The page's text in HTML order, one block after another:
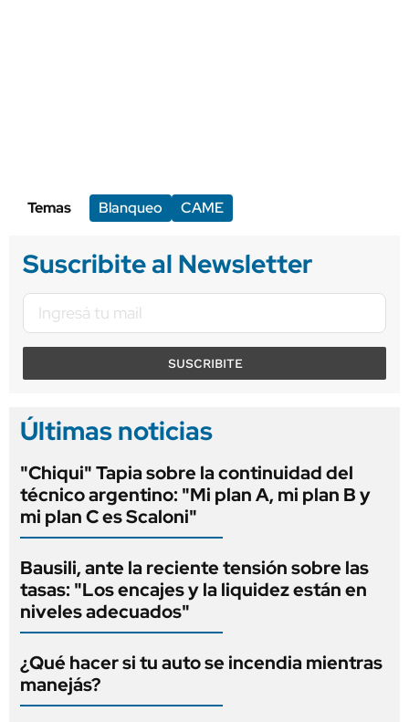
Temas Blanqueo CAME
Suscribite al Newsletter
SUSCRIBITE
Últimas noticias
"Chiqui" Tapia sobre la continuidad del
técnico argentino: "Mi plan A, mi plan B y
mi plan C es Scaloni"
Bausili, ante la reciente tensión sobre las
tasas: "Los encajes y la liquidez están en
niveles adecuados"
¿Qué hacer si tu auto se incendia mientras
manejás?